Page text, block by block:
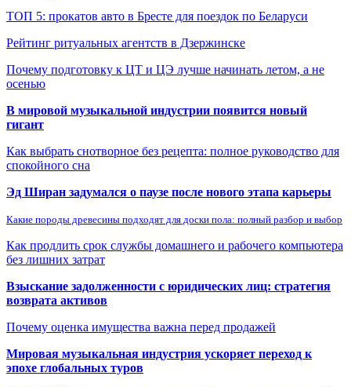
ТОП 5: прокатов авто в Бресте для поездок по Беларуси
Рейтинг ритуальных агентств в Дзержинске
Почему подготовку к ЦТ и ЦЭ лучше начинать летом, а не
осенью
В мировой музыкальной индустрии появится новый
гигант
Как выбрать снотворное без рецепта: полное руководство для
спокойного сна
Эд Ширан задумался о паузе после нового этапа карьеры
Какие породы древесины подходят для доски пола: полный разбор и выбор
Как продлить срок службы домашнего и рабочего компьютера
без лишних затрат
Взыскание задолженности с юридических лиц: стратегия
возврата активов
Почему оценка имущества важна перед продажей
Мировая музыкальная индустрия ускоряет переход к
эпохе глобальных туров